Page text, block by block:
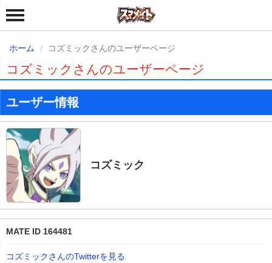
ホーム コズミックさんのユーザーページ
コズミックさんのユーザーページ
ユーザー情報
コズミック
MATE ID 164481
コズミックさんのTwitterを見る